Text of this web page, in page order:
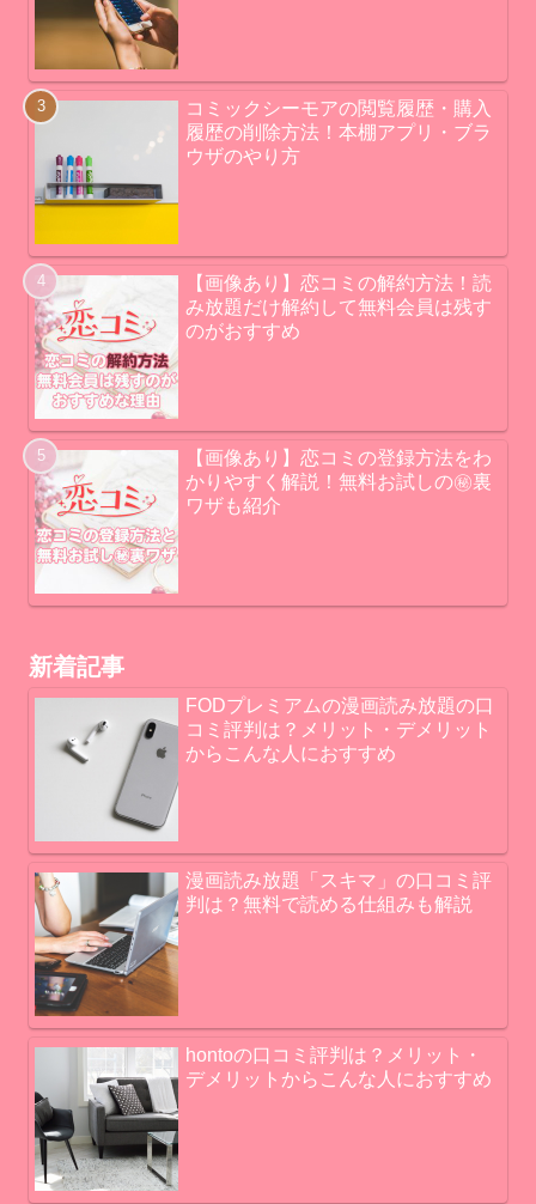
コミックシーモアの閲覧履歴・購入
履歴の削除方法！本棚アプリ・ブラ
ウザのやり方
【画像あり】恋コミの解約方法！読
み放題だけ解約して無料会員は残す
のがおすすめ
【画像あり】恋コミの登録方法をわ
かりやすく解説！無料お試しの㊙裏
ワザも紹介
新着記事
FODプレミアムの漫画読み放題の口
コミ評判は？メリット・デメリット
からこんな人におすすめ
漫画読み放題「スキマ」の口コミ評
判は？無料で読める仕組みも解説
hontoの口コミ評判は？メリット・
デメリットからこんな人におすすめ